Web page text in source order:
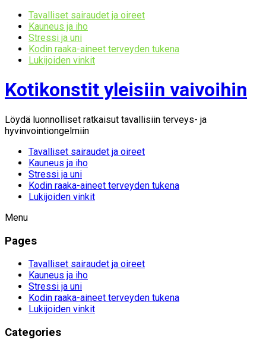
Tavalliset sairaudet ja oireet
Kauneus ja iho
Stressi ja uni
Kodin raaka-aineet terveyden tukena
Lukijoiden vinkit
Kotikonstit yleisiin vaivoihin
Löydä luonnolliset ratkaisut tavallisiin terveys- ja
hyvinvointiongelmiin
Tavalliset sairaudet ja oireet
Kauneus ja iho
Stressi ja uni
Kodin raaka-aineet terveyden tukena
Lukijoiden vinkit
Menu
Pages
Tavalliset sairaudet ja oireet
Kauneus ja iho
Stressi ja uni
Kodin raaka-aineet terveyden tukena
Lukijoiden vinkit
Categories